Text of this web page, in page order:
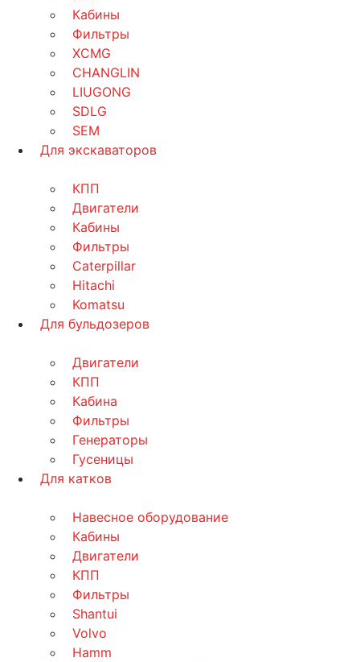
Кабины
Фильтры
XCMG
CHANGLIN
LIUGONG
SDLG
SEM
Для экскаваторов
КПП
Двигатели
Кабины
Фильтры
Caterpillar
Hitachi
Komatsu
Для бульдозеров
Двигатели
КПП
Кабина
Фильтры
Генераторы
Гусеницы
Для катков
Навесное оборудование
Кабины
Двигатели
КПП
Фильтры
Shantui
Volvo
Hamm